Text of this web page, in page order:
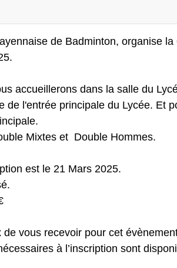
de Badminton, organise
accueillerons dans la salle du
de l'entrée principale du Lycée. Et
Mixtes et Double Hommes.
est le 21 Mars 2025.
vous recevoir pour cet
à l’inscription sont